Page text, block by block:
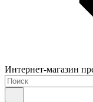
Интернет-магазин